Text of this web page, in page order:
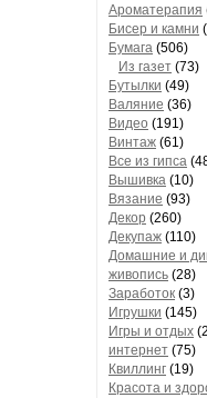
Ароматерапия
Бисер и камни
Бумага (506)
Из газет (73)
Бутылки (49)
Валяние (36)
Видео (191)
Винтаж (61)
Все из гипса
Вышивка (10)
Вязание (93)
Декор (260)
Декупаж (110)
Домашние и
живопись (28)
Заработок (3)
Игрушки (145)
Игры и отдых
интернет (75)
Квиллинг (19)
Красота и